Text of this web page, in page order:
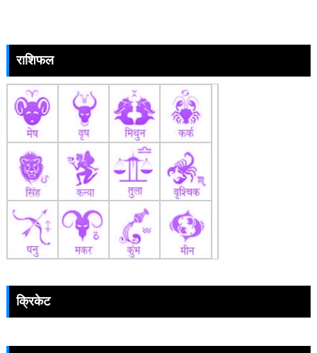
राशिफल
क्रिकेट